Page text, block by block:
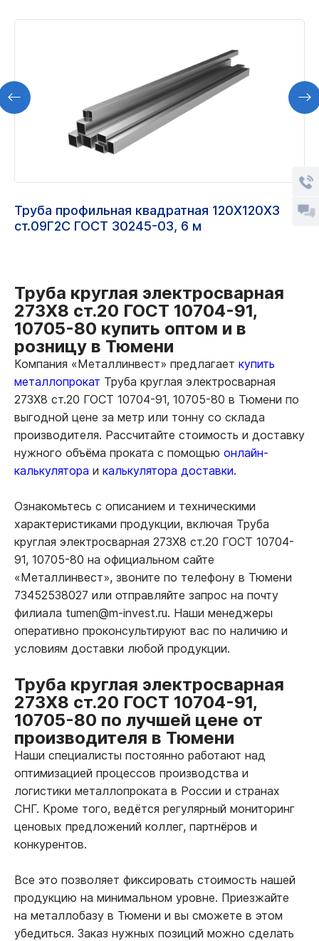
Труба профильная квадратная 120Х120Х3
ст.09Г2С ГОСТ 30245-03, 6 м
Труба круглая электросварная
273Х8 ст.20 ГОСТ 10704-91,
10705-80 купить оптом и в
розницу в Тюмени
Компания «Металлинвест» предлагает купить
металлопрокат Труба круглая электросварная
273Х8 ст.20 ГОСТ 10704-91, 10705-80 в Тюмени по
выгодной цене за метр или тонну со склада
производителя. Рассчитайте стоимость и доставку
нужного объёма проката с помощью онлайн-
калькулятора и калькулятора доставки.
Ознакомьтесь с описанием и техническими
характеристиками продукции, включая Труба
круглая электросварная 273Х8 ст.20 ГОСТ 10704-
91, 10705-80 на официальном сайте
«Металлинвест», звоните по телефону в Тюмени
73452538027 или отправляйте запрос на почту
филиала tumen@m-invest.ru. Наши менеджеры
оперативно проконсультируют вас по наличию и
условиям доставки любой продукции.
Труба круглая электросварная
273Х8 ст.20 ГОСТ 10704-91,
10705-80 по лучшей цене от
производителя в Тюмени
Наши специалисты постоянно работают над
оптимизацией процессов производства и
логистики металлопроката в России и странах
СНГ. Кроме того, ведётся регулярный мониторинг
ценовых предложений коллег, партнёров и
конкурентов.
Все это позволяет фиксировать стоимость нашей
продукцию на минимальном уровне. Приезжайте
на металлобазу в Тюмени и вы сможете в этом
убедиться. Заказ нужных позиций можно сделать